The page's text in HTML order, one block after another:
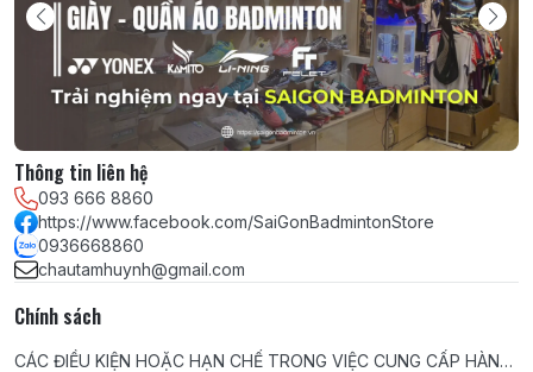
Thông tin liên hệ
093 666 8860
https://www.facebook.com/SaiGonBadmintonStore
0936668860
chautamhuynh@gmail.com
Chính sách
CÁC ĐIỀU KIỆN HOẶC HẠN CHẾ TRONG VIỆC CUNG CẤP HÀNG